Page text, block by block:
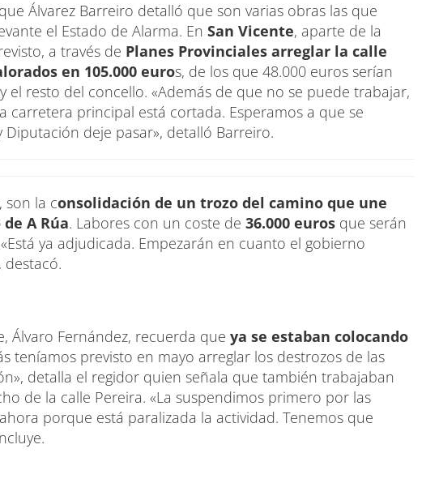
Álvarez Barreiro detalló que son varias obras las que
el Estado de Alarma. En San Vicente, aparte de la
a través de Planes Provinciales arreglar la calle
en 105.000 euros, de los que 48.000 euros serían
resto del concello. «Además de que no se puede trabajar,
carretera principal está cortada. Esperamos a que se
Diputación deje pasar», detalló Barreiro.
son la consolidación de un trozo del camino que une
A Rúa. Labores con un coste de 36.000 euros que serán
ya adjudicada. Empezarán en cuanto el gobierno
destacó.
Álvaro Fernández, recuerda que ya se estaban colocando
teníamos previsto en mayo arreglar los destrozos de las
detalla el regidor quien señala que también trabajaban
de la calle Pereira. «La suspendimos primero por las
porque está paralizada la actividad. Tenemos que